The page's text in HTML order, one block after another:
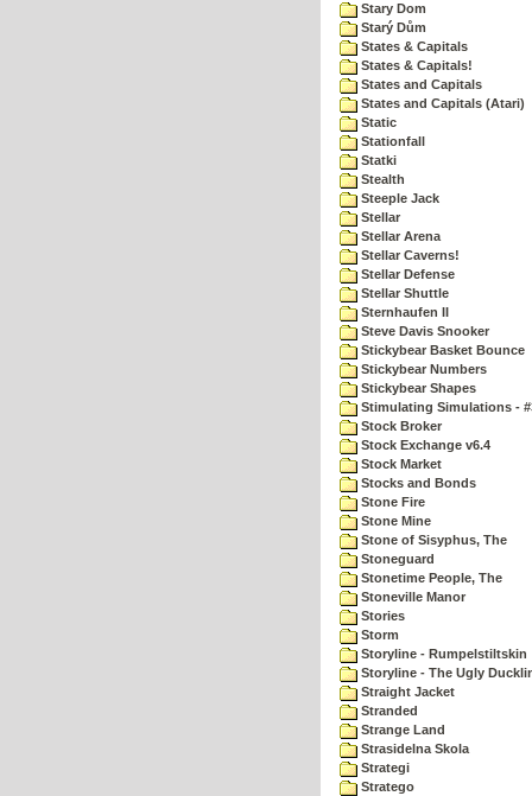
Stary Dom
Starý Dům
States & Capitals
States & Capitals!
States and Capitals
States and Capitals (Atari)
Static
Stationfall
Statki
Stealth
Steeple Jack
Stellar
Stellar Arena
Stellar Caverns!
Stellar Defense
Stellar Shuttle
Sternhaufen II
Steve Davis Snooker
Stickybear Basket Bounce
Stickybear Numbers
Stickybear Shapes
Stimulating Simulations -
Stock Broker
Stock Exchange v6.4
Stock Market
Stocks and Bonds
Stone Fire
Stone Mine
Stone of Sisyphus, The
Stoneguard
Stonetime People, The
Stoneville Manor
Stories
Storm
Storyline - Rumpelstiltskin
Storyline - The Ugly
Straight Jacket
Stranded
Strange Land
Strasidelna Skola
Strategi
Stratego